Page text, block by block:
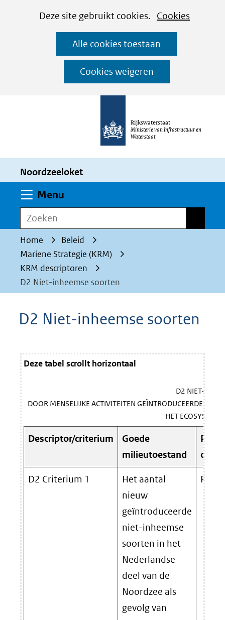
CookiesDeze site gebruikt cookies. Cookies
worden
toegestaan
geweigerd.
Alle cookies toestaan
Cookies weigeren
Ga
naar
de
inhoud
Rijkswaterstaat
Ministerie van Infrastructuur en
Waterstaat
Noordzeeloket
Menu
Zoeken
Home
Beleid
Mariene Strategie (KRM)
KRM descriptoren
D2 Niet-inheemse soorten
D2 Niet-inheemse soorten
Deze tabel scrollt horizontaal
D2 NIET-
DOOR MENSELIJKE ACTIVITEITEN GEÏNTRODUCEERDE
HET
Descriptor/criterium
Goede
milieutoestand
D2 Criterium 1
Het aantal
nieuw
geïntroduceerde
niet-inheemse
soorten in het
Nederlandse
deel van de
Noordzee als
gevolg van